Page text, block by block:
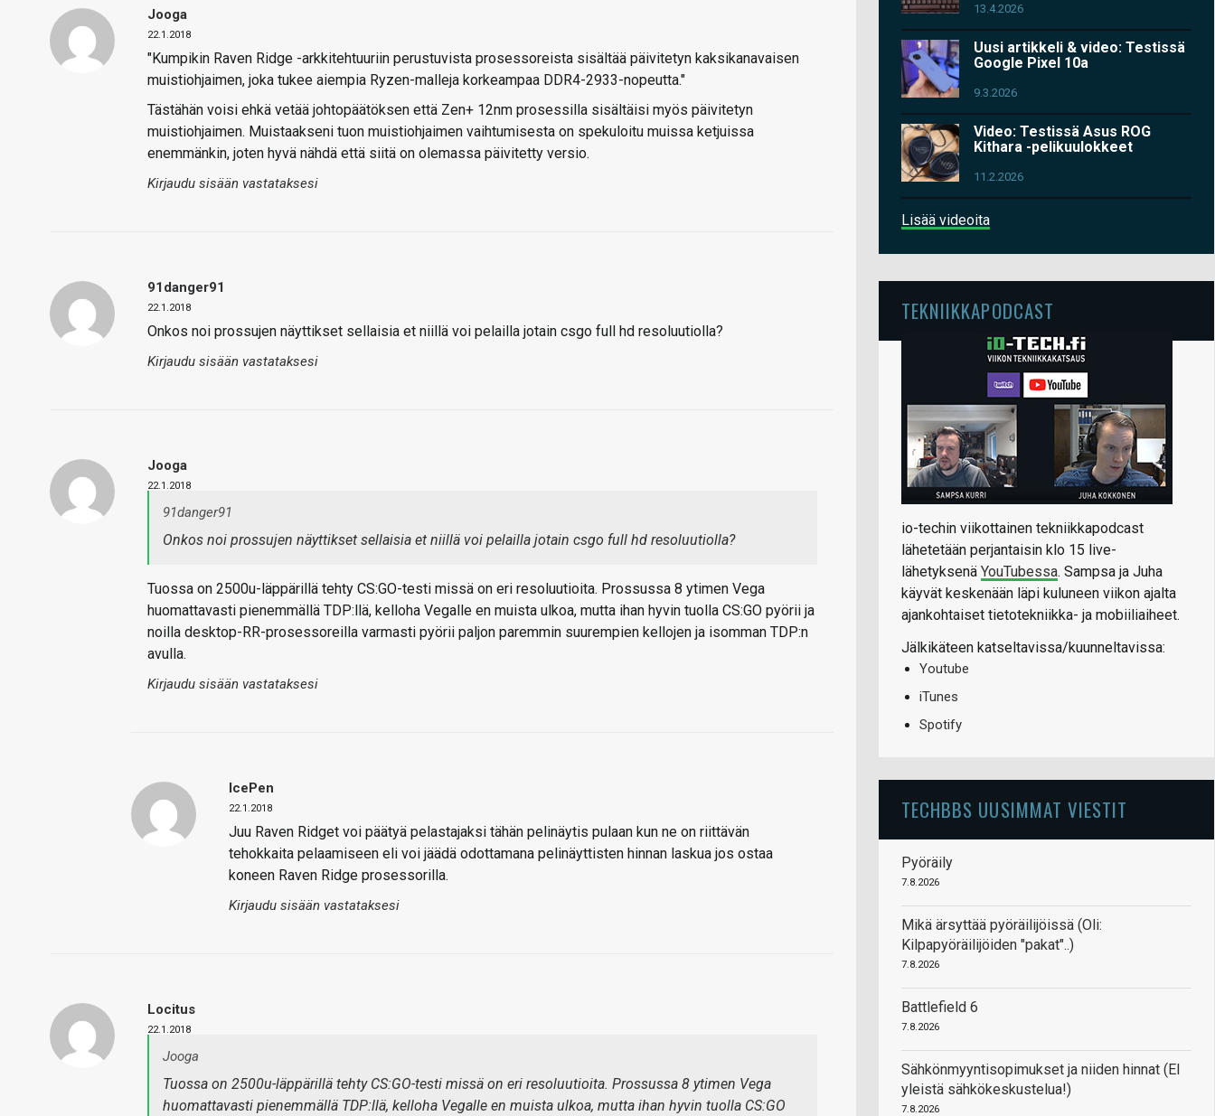
Jooga
22.1.2018
"Kumpikin Raven Ridge -arkkitehtuuriin perustuvista prosessoreista sisältää päivitetyn kaksikanavaisen
muistiohjaimen, joka tukee aiempia Ryzen-malleja korkeampaa DDR4-2933-nopeutta."
Tästähän voisi ehkä vetää johtopäätöksen että Zen+ 12nm prosessilla sisältäisi myös päivitetyn
muistiohjaimen. Muistaakseni tuon muistiohjaimen vaihtumisesta on spekuloitu muissa ketjuissa
enemmänkin, joten hyvä nähdä että siitä on olemassa päivitetty versio.
Kirjaudu sisään vastataksesi
91danger91
22.1.2018
Onkos noi prossujen näyttikset sellaisia et niillä voi pelailla jotain csgo full hd resoluutiolla?
Kirjaudu sisään vastataksesi
Jooga
22.1.2018
91danger91
Onkos noi prossujen näyttikset sellaisia et niillä voi pelailla jotain csgo full hd resoluutiolla?
Tuossa on 2500u-läppärillä tehty CS:GO-testi missä on eri resoluutioita. Prossussa 8 ytimen Vega
huomattavasti pienemmällä TDP:llä, kelloha Vegalle en muista ulkoa, mutta ihan hyvin tuolla CS:GO pyörii ja
noilla desktop-RR-prosessoreilla varmasti pyörii paljon paremmin suurempien kellojen ja isomman TDP:n
avulla.
Kirjaudu sisään vastataksesi
IcePen
22.1.2018
Juu Raven Ridget voi päätyä pelastajaksi tähän pelinäytis pulaan kun ne on riittävän
tehokkaita pelaamiseen eli voi jäädä odottamana pelinäyttisten hinnan laskua jos ostaa
koneen Raven Ridge prosessorilla.
Kirjaudu sisään vastataksesi
Locitus
22.1.2018
Jooga
Tuossa on 2500u-läppärillä tehty CS:GO-testi missä on eri resoluutioita. Prossussa 8 ytimen Vega
huomattavasti pienemmällä TDP:llä, kelloha Vegalle en muista ulkoa, mutta ihan hyvin tuolla CS:GO
13.4.2026
Uusi artikkeli & video: Testissä
Google Pixel 10a
9.3.2026
Video: Testissä Asus ROG
Kithara -pelikuulokkeet
11.2.2026
Lisää videoita
TEKNIIKKAPODCAST
io-techin viikottainen tekniikkapodcast
lähetetään perjantaisin klo 15 live-
lähetyksenä YouTubessa. Sampsa ja Juha
käyvät keskenään läpi kuluneen viikon ajalta
ajankohtaiset tietotekniikka- ja mobiiliaiheet.
Jälkikäteen katseltavissa/kuunneltavissa:
Youtube
iTunes
Spotify
TECHBBS UUSIMMAT VIESTIT
Pyöräily
7.8.2026
Mikä ärsyttää pyöräilijöissä (Oli:
Kilpapyöräilijöiden "pakat"..)
7.8.2026
Battlefield 6
7.8.2026
Sähkönmyyntisopimukset ja niiden hinnat (EI
yleistä sähkökeskustelua!)
7.8.2026